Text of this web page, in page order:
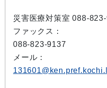
088-
災害医療対策室 088-
ファックス：
088-823-9137
メール：